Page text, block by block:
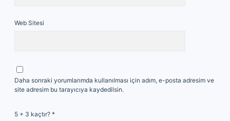
Web Sitesi
Daha sonraki yorumlarımda kullanılması için adım, e-posta adresim ve
site adresim bu tarayıcıya kaydedilsin.
5 + 3 kaçtır? *